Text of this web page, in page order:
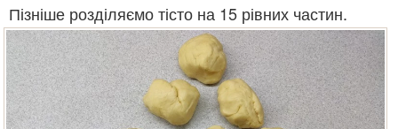
Пізніше розділяємо тісто на 15 рівних частин.